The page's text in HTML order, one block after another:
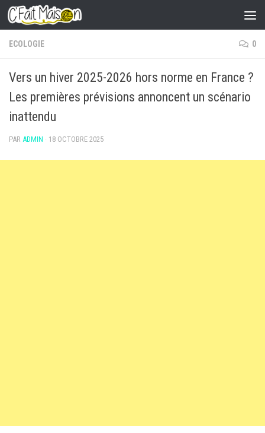
Skip to content
ECOLOGIE 0
Vers un hiver 2025-2026 hors norme en France ?
Les premières prévisions annoncent un scénario
inattendu
PAR ADMIN · 18 OCTOBRE 2025